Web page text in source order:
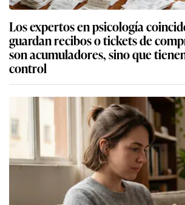
Los expertos en psicología
guardan recibos o tickets de
son acumuladores, sino que
control